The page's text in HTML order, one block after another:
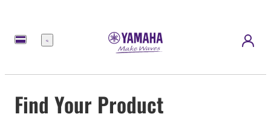
meny
Find Your Product